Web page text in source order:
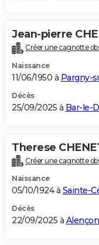
Jean-pierre
Créer une cagnotte
Naissance
11/06/1950 à Pargny-
Décès
25/09/2025 à Bar-le-
Therese
Créer une cagnotte
Naissance
05/10/1924 à Sainte-
Décès
22/09/2025 à Alençon